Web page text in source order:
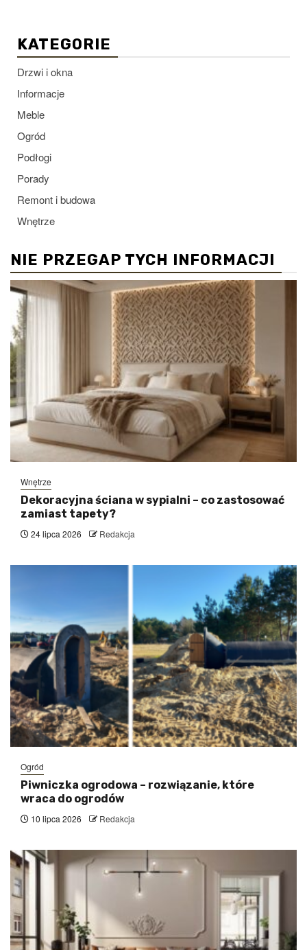
KATEGORIE
Drzwi i okna
Informacje
Meble
Ogród
Podłogi
Porady
Remont i budowa
Wnętrze
NIE PRZEGAP TYCH INFORMACJI
Wnętrze
Dekoracyjna ściana w sypialni – co zastosować
zamiast tapety?
24 lipca 2026 Redakcja
Ogród
Piwniczka ogrodowa – rozwiązanie, które
wraca do ogrodów
10 lipca 2026 Redakcja